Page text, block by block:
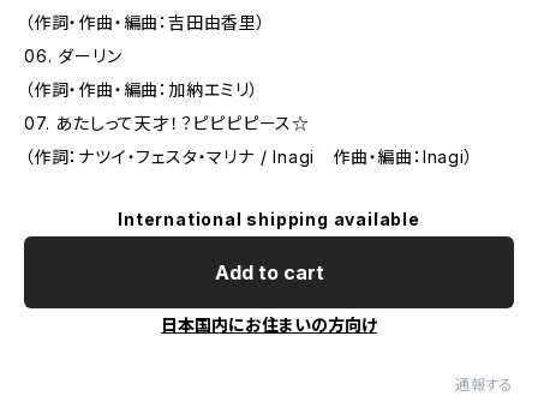
（作詞・作曲・編曲：吉田由香里）
06. ダーリン
（作詞・作曲・編曲：加納エミリ）
07. あたしって天才！？ピピピピース☆
（作詞：ナツイ・フェスタ・マリナ / Inagi 作曲・編曲：Inagi）
International shipping available
Add to cart
日本国内にお住まいの方向け
通報する